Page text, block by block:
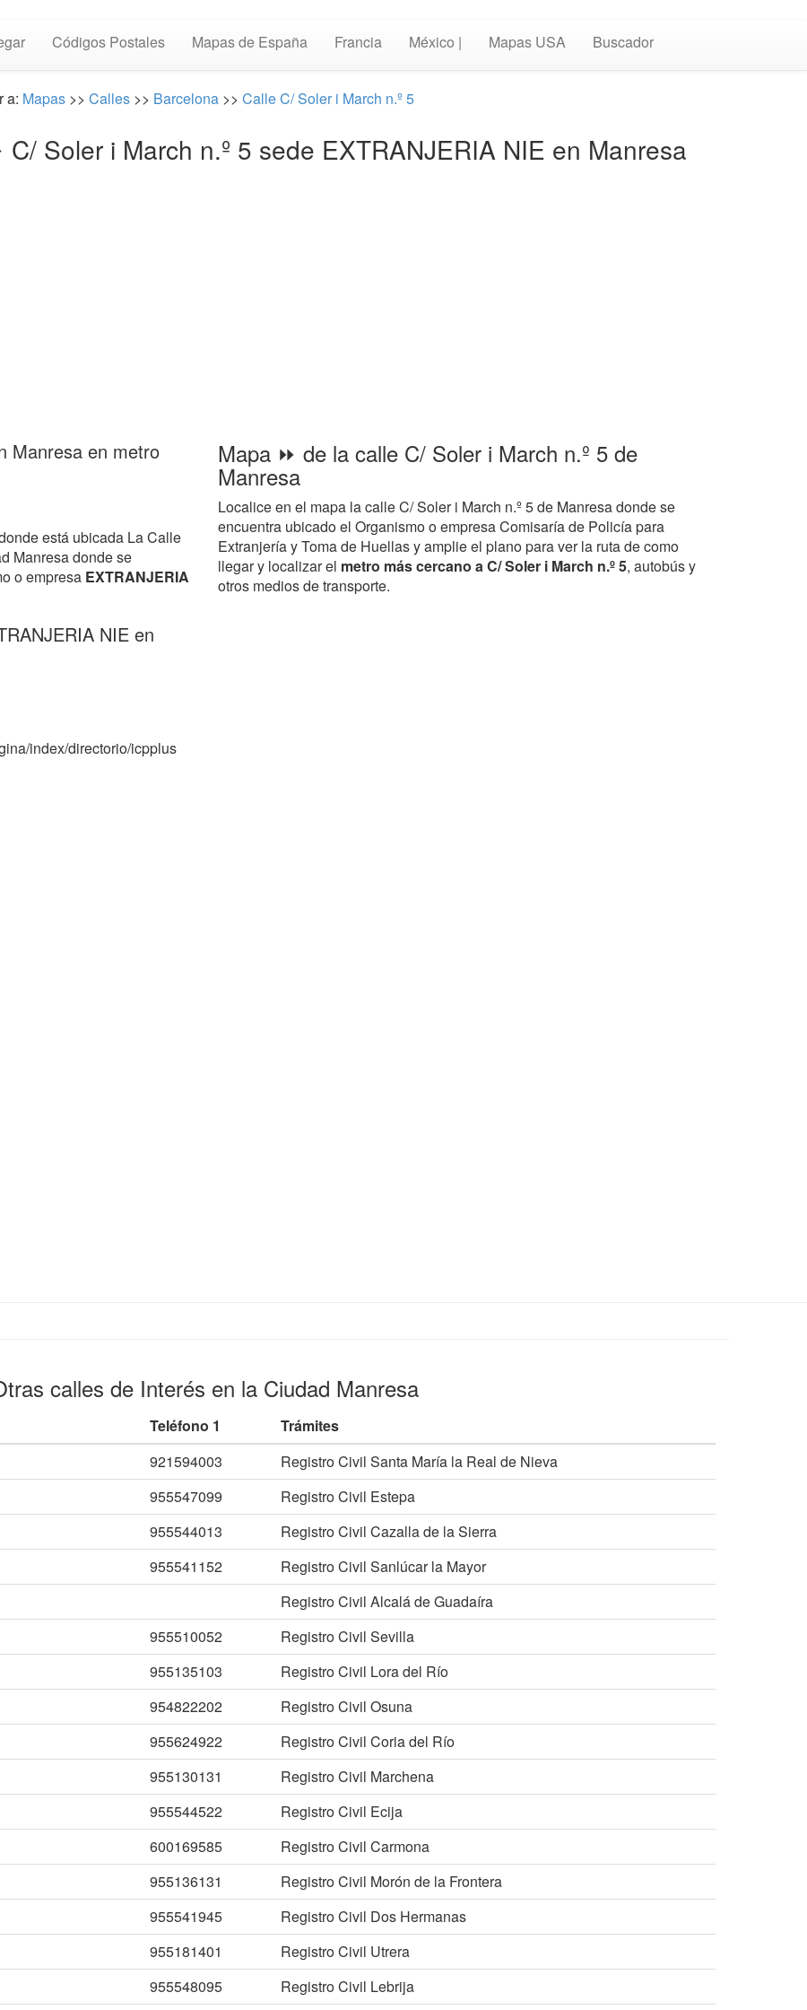
Códigos Postales Mapas de España Francia México | Mapas USA Buscador
a: Mapas >> Calles >> Barcelona >> Calle C/ Soler i March n.º 5
Soler i March n.º 5 sede EXTRANJERIA NIE en Manresa
Manresa en metro
está ubicada La Calle
Manresa donde se
o empresa EXTRANJERIA
NIE en
index/directorio/icpplus
Mapa ⏩ de la calle C/ Soler i March n.º 5 de
Manresa
Localice en el mapa la calle C/ Soler i March n.º 5 de Manresa donde se
encuentra ubicado el Organismo o empresa Comisaría de Policía para
Extranjería y Toma de Huellas y amplie el plano para ver la ruta de como
llegar y localizar el metro más cercano a C/ Soler i March n.º 5, autobús y
otros medios de transporte.
calles de Interés en la Ciudad Manresa
Teléfono 1
Trámites
921594003
Registro Civil Santa María la Real de Nieva
955547099
Registro Civil Estepa
955544013
Registro Civil Cazalla de la Sierra
955541152
Registro Civil Sanlúcar la Mayor
Registro Civil Alcalá de Guadaíra
955510052
Registro Civil Sevilla
955135103
Registro Civil Lora del Río
954822202
Registro Civil Osuna
955624922
Registro Civil Coria del Río
955130131
Registro Civil Marchena
955544522
Registro Civil Ecija
600169585
Registro Civil Carmona
955136131
Registro Civil Morón de la Frontera
955541945
Registro Civil Dos Hermanas
955181401
Registro Civil Utrera
955548095 Registro Civil Lebrija